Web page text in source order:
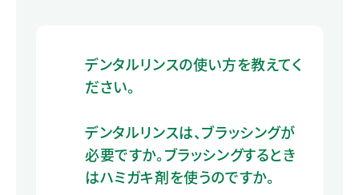
デンタルリンスの使い方を教えてく
ださい。
デンタルリンスは、ブラッシングが
必要ですか。ブラッシングするとき
はハミガキ剤を使うのですか。